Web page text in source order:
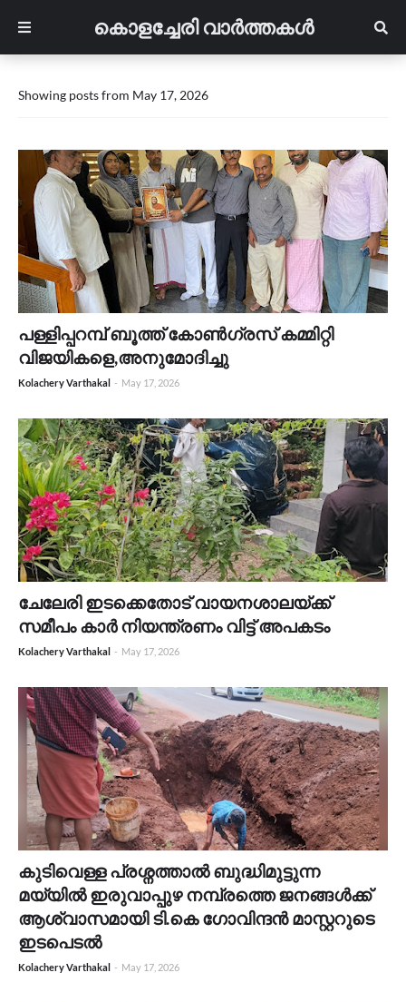
കൊളച്ചേരി വാർത്തകൾ
Showing posts from May 17, 2026
പള്ളിപ്പറമ്പ് ബൂത്ത് കോൺഗ്രസ് കമ്മിറ്റി
വിജയികളെ,അനുമോദിച്ചു
Kolachery Varthakal - May 17, 2026
ചേലേരി ഇടക്കെതോട് വായനശാലയ്ക്ക്
സമീപം കാർ നിയന്ത്രണം വിട്ട് അപകടം
Kolachery Varthakal - May 17, 2026
കുടിവെള്ള പ്രശ്നത്താൽ ബുദ്ധിമുട്ടുന്ന
മയ്യിൽ ഇരുവാപ്പുഴ നമ്പ്രത്തെ ജനങ്ങൾക്ക്
ആശ്വാസമായി ടി.കെ ഗോവിന്ദൻ മാസ്റ്ററുടെ
ഇടപെടൽ
Kolachery Varthakal - May 17, 2026